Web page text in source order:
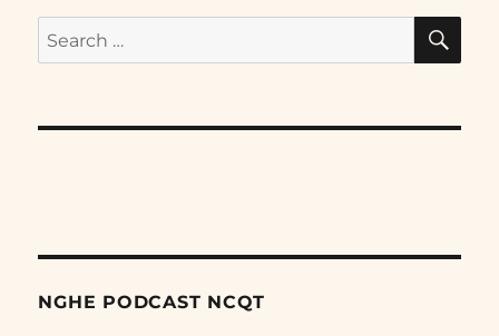
Search
for:
NGHE PODCAST NCQT